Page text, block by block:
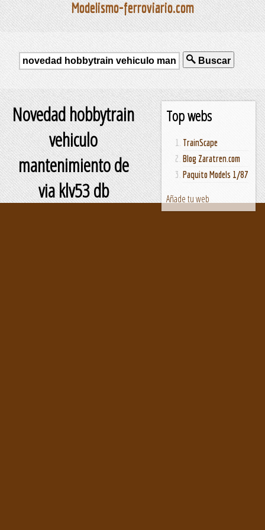
Modelismo-ferroviario.com
Buscar
Top webs
TrainScape
Blog Zaratren.com
Paquito Models 1/87
Añade tu web
Novedad hobbytrain
vehiculo
mantenimiento de
via klv53 db